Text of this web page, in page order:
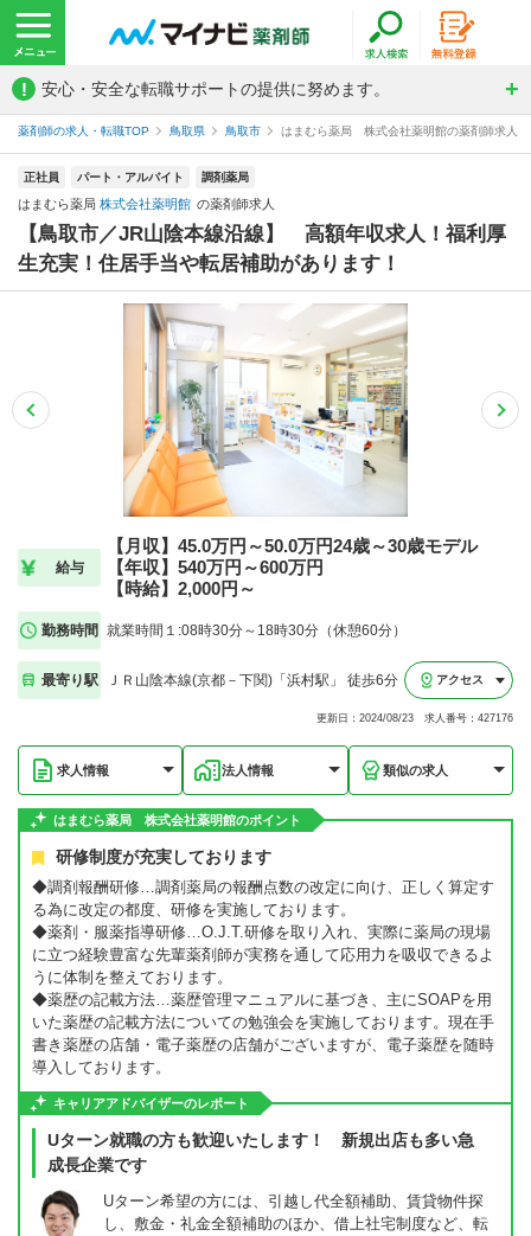
! 安心・安全な転職サポートの提供に努めます。
薬剤師の求人・転職TOP 鳥取県 鳥取市 はまむら薬局 株式会社薬明館の薬剤師求人
正社員 パート・アルバイト 調剤薬局
はまむら薬局 株式会社薬明館 の薬剤師求人
【鳥取市／JR山陰本線沿線】 高額年収求人！福利厚
生充実！住居手当や転居補助があります！
給与
【月収】45.0万円～50.0万円24歳～30歳モデル
【年収】540万円～600万円
【時給】2,000円～
勤務時間 就業時間１:08時30分～18時30分（休憩60分）
最寄り駅 ＪＲ山陰本線(京都－下関)「浜村駅」 徒歩6分 アクセス
更新日：2024/08/23 求人番号：427176
求人情報 法人情報 類似の求人
はまむら薬局 株式会社薬明館のポイント
研修制度が充実しております
◆調剤報酬研修…調剤薬局の報酬点数の改定に向け、正しく算定す
る為に改定の都度、研修を実施しております。
◆薬剤・服薬指導研修…O.J.T.研修を取り入れ、実際に薬局の現場
に立つ経験豊富な先輩薬剤師が実務を通して応用力を吸収できるよ
うに体制を整えております。
◆薬歴の記載方法…薬歴管理マニュアルに基づき、主にSOAPを用
いた薬歴の記載方法についての勉強会を実施しております。現在手
書き薬歴の店舗・電子薬歴の店舗がございますが、電子薬歴を随時
導入しております。
キャリアアドバイザーのレポート
Uターン就職の方も歓迎いたします！ 新規出店も多い急
成長企業です
Uターン希望の方には、引越し代全額補助、賃貸物件探
し、敷金・礼金全額補助のほか、借上社宅制度など、転